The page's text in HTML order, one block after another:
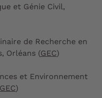
et Génie Civil,
de Recherche en
Orléans (GEC)
et Environnement
GEC)